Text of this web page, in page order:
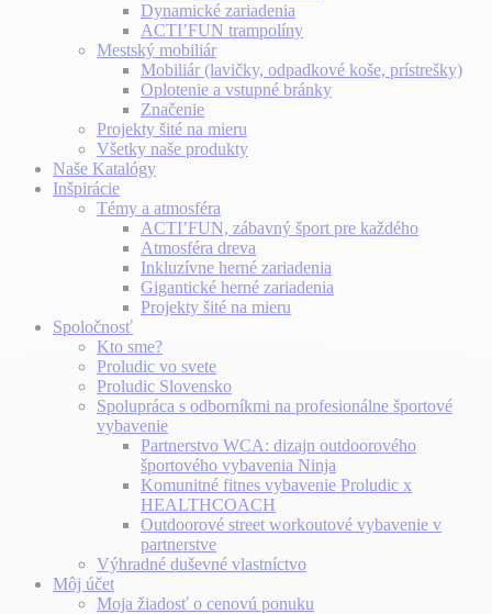
Dynamické zariadenia
ACTI’FUN trampolíny
Mestský mobiliár
Mobiliár (lavičky, odpadkové koše, prístrešky)
Oplotenie a vstupné bránky
Značenie
Projekty šité na mieru
Všetky naše produkty
Naše Katalógy
Inšpirácie
Témy a atmosféra
ACTI’FUN, zábavný šport pre každého
Atmosféra dreva
Inkluzívne herné zariadenia
Gigantické herné zariadenia
Projekty šité na mieru
Spoločnosť
Kto sme?
Proludic vo svete
Proludic Slovensko
Spolupráca s odborníkmi na profesionálne športové
vybavenie
Partnerstvo WCA: dizajn outdoorového
športového vybavenia Ninja
Komunitné fitnes vybavenie Proludic x
HEALTHCOACH
Outdoorové street workoutové vybavenie v
partnerstve
Výhradné duševné vlastníctvo
Môj účet
Moja žiadosť o cenovú ponuku